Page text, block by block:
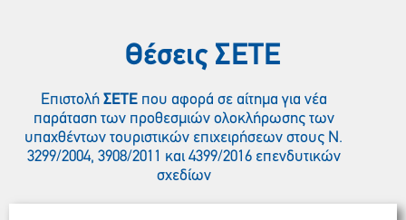
Θέσεις ΣΕΤE
Επιστολή ΣΕΤΕπου αφορά σε αίτημα για νέα
παράταση των προθεσμιών ολοκλήρωσης των
υπαχθέντων τουριστικών επιχειρήσεων στους Ν.
3299/2004, 3908/2011 και 4399/2016 επενδυτικών
σχεδίων